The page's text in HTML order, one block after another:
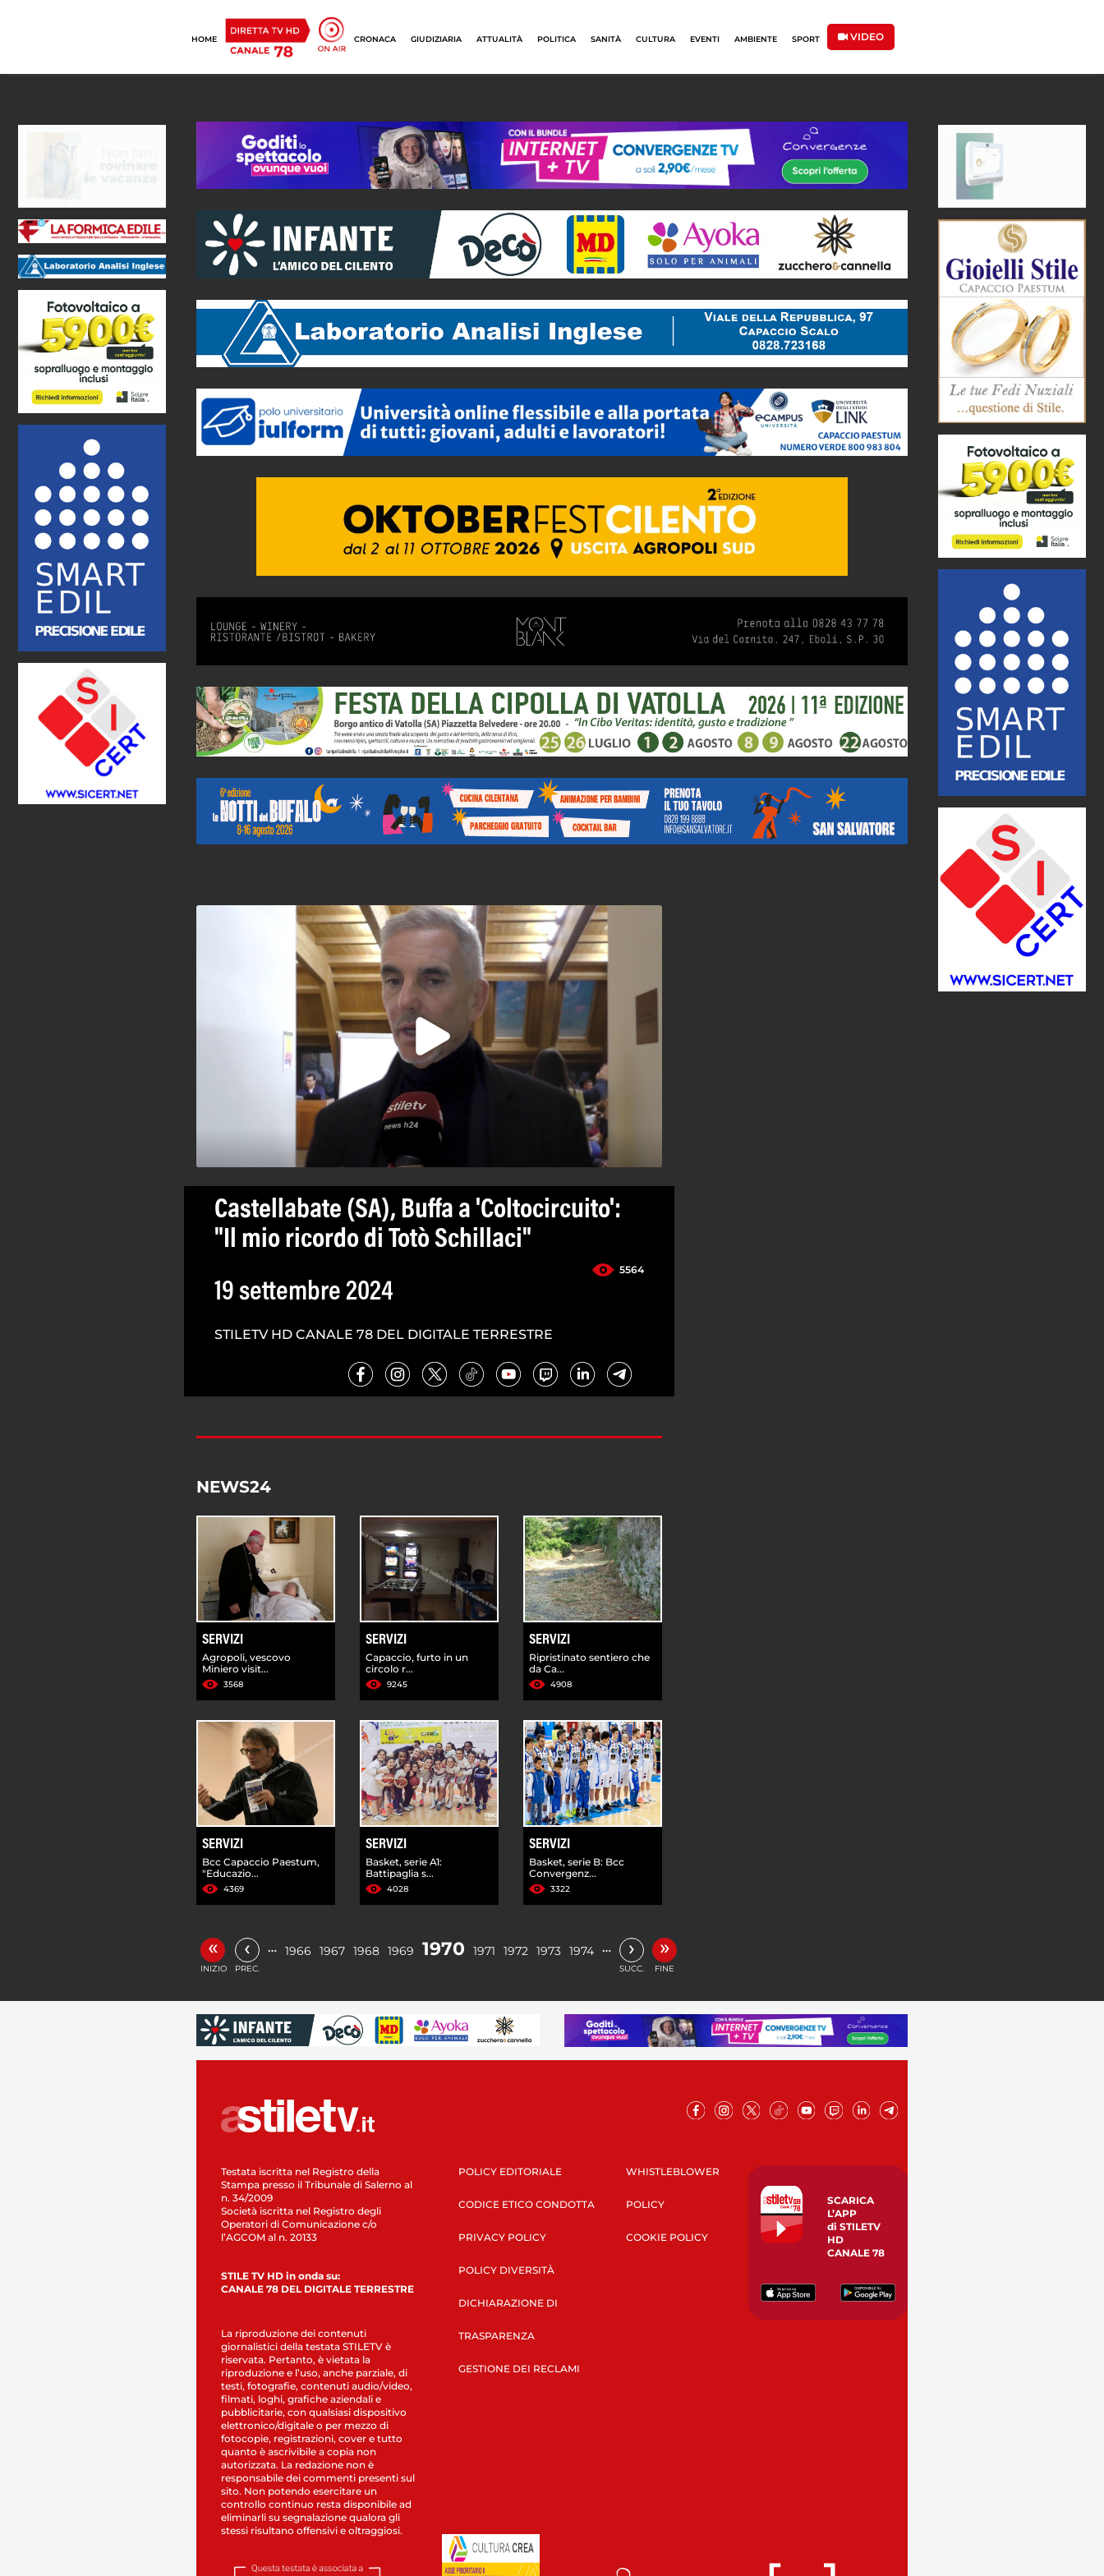
HOME CRONACA GIUDIZIARIA ATTUALITÀ POLITICA SANITÀ CULTURA EVENTI AMBIENTE SPORT VIDEO
Castellabate (SA), Buffa a 'Coltocircuito':
"Il mio ricordo di Totò Schillaci"
5564
19 settembre 2024
STILETV HD CANALE 78 DEL DIGITALE TERRESTRE
NEWS24
SERVIZI
Agropoli, vescovo
Miniero visit...
3568
SERVIZI
Capaccio, furto in un
circolo r...
9245
SERVIZI
Ripristinato sentiero che
da Ca...
4908
SERVIZI
Bcc Capaccio Paestum,
"Educazio...
4369
SERVIZI
Basket, serie A1:
Battipaglia s...
4028
SERVIZI
Basket, serie B: Bcc
Convergenz...
3322
«
INIZIO
‹
PREC.
… 1966 1967 1968 1969 1970 1971 1972 1973 1974 … ›
SUCC.
»
FINE
Testata iscritta nel Registro della
Stampa presso il Tribunale di Salerno al
n. 34/2009
Società iscritta nel Registro degli
Operatori di Comunicazione c/o
l’AGCOM al n. 20133
STILE TV HD in onda su:
CANALE 78 DEL DIGITALE TERRESTRE
La riproduzione dei contenuti
giornalistici della testata STILETV è
riservata. Pertanto, è vietata la
riproduzione e l’uso, anche parziale, di
testi, fotografie, contenuti audio/video,
filmati, loghi, grafiche aziendali e
pubblicitarie, con qualsiasi dispositivo
elettronico/digitale o per mezzo di
fotocopie, registrazioni, cover e tutto
quanto è ascrivibile a copia non
autorizzata. La redazione non è
responsabile dei commenti presenti sul
sito. Non potendo esercitare un
controllo continuo resta disponibile ad
eliminarli su segnalazione qualora gli
stessi risultano offensivi e oltraggiosi.
POLICY EDITORIALE
CODICE ETICO CONDOTTA
PRIVACY POLICY
POLICY DIVERSITÀ
DICHIARAZIONE DI
TRASPARENZA
GESTIONE DEI RECLAMI
WHISTLEBLOWER
POLICY
COOKIE POLICY
SCARICA
L’APP
di STILETV
HD
CANALE 78